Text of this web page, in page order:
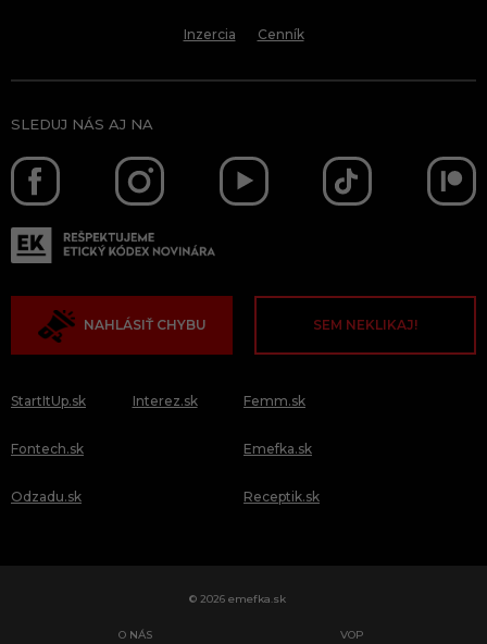
Inzercia Cenník
SLEDUJ NÁS AJ NA
NAHLÁSIŤ CHYBU SEM NEKLIKAJ!
StartItUp.sk
Fontech.sk
Odzadu.sk
Interez.sk Femm.sk
Emefka.sk
Receptik.sk
© 2026 emefka.sk
O NÁS VOP